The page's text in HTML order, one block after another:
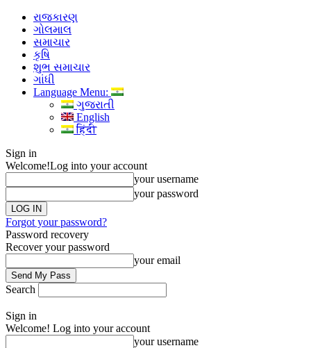
રાજકારણ
ગોલમાલ
સમાચાર
કૃષિ
શુભ સમાચાર
ગાંધી
Language Menu:
ગુજરાતી
English
हिंदी
Sign in
Welcome!Log into your account
your username
your password
Forgot your password?
Password recovery
Recover your password
your email
Search
Sign in
Welcome! Log into your account
your username